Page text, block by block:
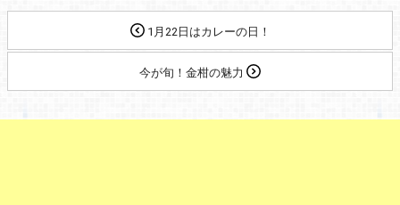
1月22日はカレーの日！
今が旬！金柑の魅力